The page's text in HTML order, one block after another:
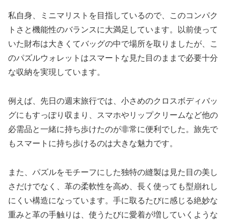
私自身、ミニマリストを目指しているので、このコンパク
トさと機能性のバランスに大満足しています。以前使って
いた財布は大きくてバッグの中で場所を取りましたが、こ
のパズルウォレットはスマートな見た目のままで必要十分
な収納を実現しています。
例えば、先日の週末旅行では、小さめのクロスボディバッ
グにもすっぽり収まり、スマホやリップクリームなど他の
必需品と一緒に持ち歩けたのが非常に便利でした。旅先で
もスマートに持ち歩けるのは大きな魅力です。
また、パズルをモチーフにした独特の縫製は見た目の美し
さだけでなく、革の柔軟性を高め、長く使っても型崩れし
にくい構造になっています。手に取るたびに感じる絶妙な
重みと革の手触りは、使うたびに愛着が増していくような